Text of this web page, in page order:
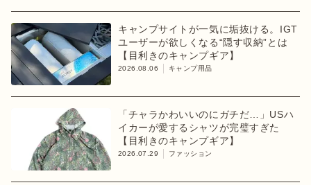
キャンプサイトが一気に垢抜ける。IGT
ユーザーが欲しくなる“隠す収納”とは
【目利きのキャンプギア】
2026.08.06 キャンプ用品
「チャラかわいいのにガチだ…」USハ
イカーが愛するシャツが完璧すぎた
【目利きのキャンプギア】
2026.07.29 ファッション